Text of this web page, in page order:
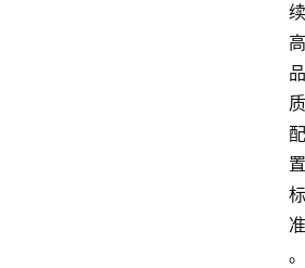
续
高
品
质
配
置
标
准
。